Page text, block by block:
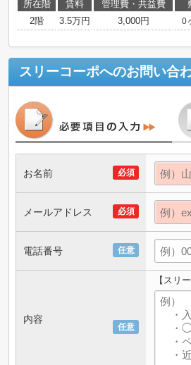
所在階 賃料 管理費・共益費
2階
3.5万円 3,000円 0
スリーコーポへのお問い合
必須
お名前
必須
メールアドレス
任意
電話番号
任意
内容
【スリ